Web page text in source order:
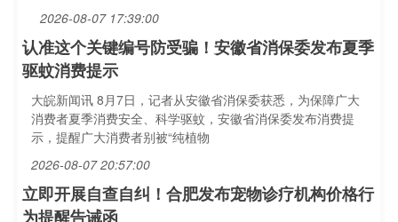
2026-08-07 17:39:00
认准这个关键编号防受骗！安徽省消保委发布夏季
驱蚊消费提示
大皖新闻讯 8月7日，记者从安徽省消保委获悉，为保障广大
消费者夏季消费安全、科学驱蚊，安徽省消保委发布消费提
示，提醒广大消费者别被“纯植物
2026-08-07 20:57:00
立即开展自查自纠！合肥发布宠物诊疗机构价格行
为提醒告诫函